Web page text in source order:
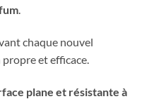
.
chaque nouvel
et efficace.
plane et résistante à